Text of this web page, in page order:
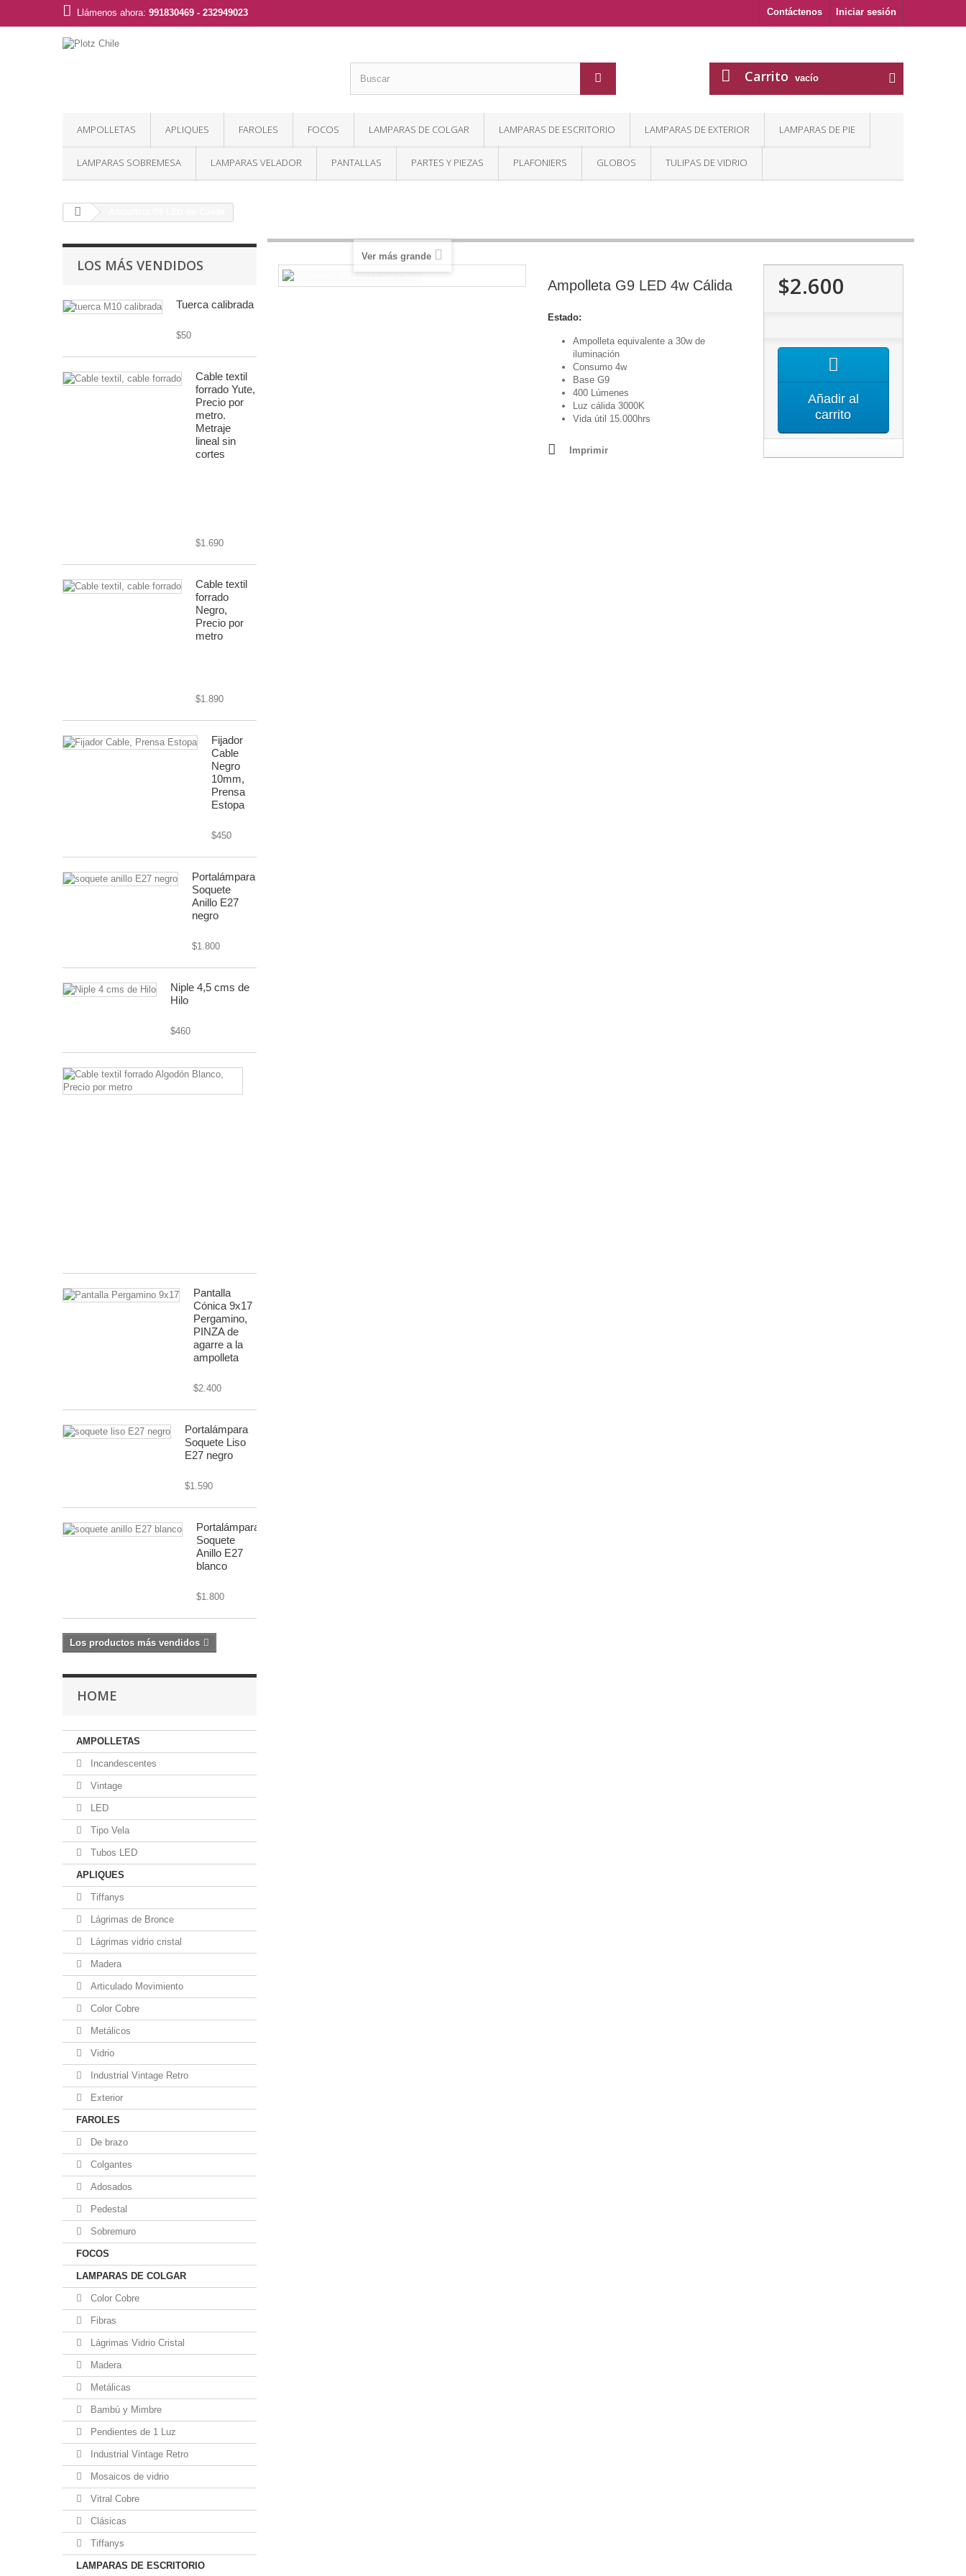
Iniciar sesión
Contáctenos
Llámenos ahora: 991830469 - 232949023
Carrito vacío
AMPOLLETAS APLIQUES FAROLES FOCOS LAMPARAS DE COLGAR LAMPARAS DE ESCRITORIO LAMPARAS DE EXTERIOR LAMPARAS DE PIE
LAMPARAS SOBREMESA LAMPARAS VELADOR PANTALLAS PARTES Y PIEZAS PLAFONIERS GLOBOS TULIPAS DE VIDRIO
LOS MÁS VENDIDOS
Tuerca calibrada
$50
Cable textil
forrado Yute,
Precio por
metro.
Metraje
lineal sin
cortes
$1.690
Cable textil
forrado
Negro,
Precio por
metro
$1.890
Fijador
Cable
Negro
10mm,
Prensa
Estopa
$450
Portalámpara
Soquete
Anillo E27
negro
$1.800
Niple 4,5 cms de
Hilo
$460
Pantalla
Cónica 9x17
Pergamino,
PINZA de
agarre a la
ampolleta
$2.400
Portalámpara
Soquete Liso
E27 negro
$1.590
Portalámpara
Soquete
Anillo E27
blanco
$1.800
Los productos más vendidos
HOME
AMPOLLETAS
Incandescentes
Vintage
LED
Tipo Vela
Tubos LED
APLIQUES
Tiffanys
Lágrimas de Bronce
Lágrimas vidrio cristal
Madera
Articulado Movimiento
Color Cobre
Metálicos
Vidrio
Industrial Vintage Retro
Exterior
FAROLES
De brazo
Colgantes
Adosados
Pedestal
Sobremuro
FOCOS
LAMPARAS DE COLGAR
Color Cobre
Fibras
Lágrimas Vidrio Cristal
Madera
Metálicas
Bambú y Mimbre
Pendientes de 1 Luz
Industrial Vintage Retro
Mosaicos de vidrio
Vitral Cobre
Clásicas
Tiffanys
LAMPARAS DE ESCRITORIO
Ver más grande
Ampolleta G9 LED 4w Cálida
Estado:
Ampolleta equivalente a 30w de
iluminación
Consumo 4w
Base G9
400 Lúmenes
Luz cálida 3000K
Vida útil 15.000hrs
Imprimir
$2.600
Añadir al
carrito